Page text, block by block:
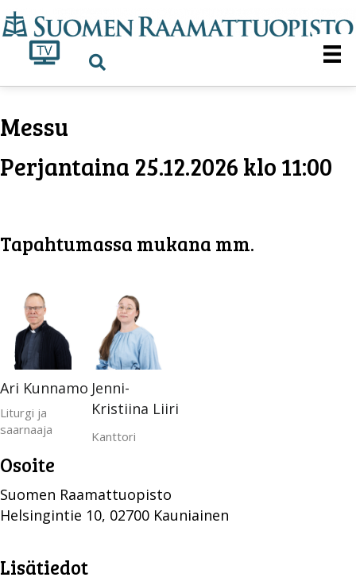
Messu
Perjantaina 25.12.2026 klo 11:00
Tapahtumassa mukana mm.
Ari Kunnamo
Liturgi ja
saarnaaja
Jenni-
Kristiina Liiri
Kanttori
Osoite
Suomen Raamattuopisto
Helsingintie 10, 02700 Kauniainen
Lisätiedot